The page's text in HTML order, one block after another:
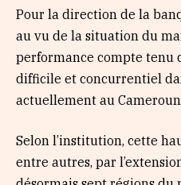
Pour la direction de la
au vu de la situation du
performance compte tenu
difficile et concurrentiel
actuellement au
Selon l’institution, cette
entre autres, par